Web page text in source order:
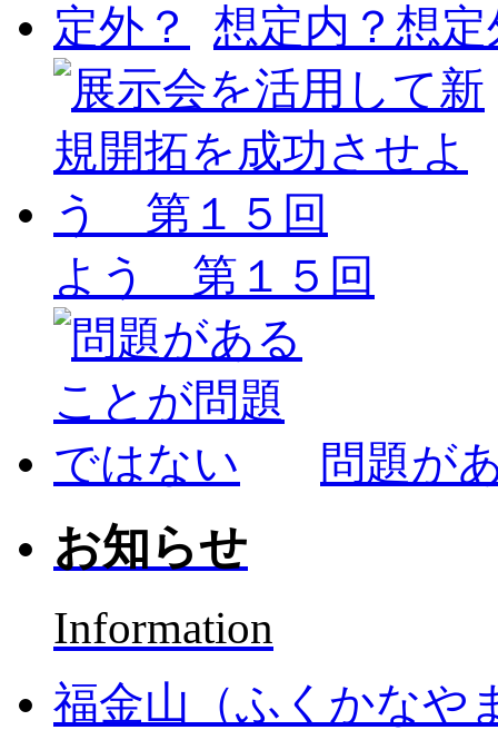
想定内？想
よう 第１５回
問題が
お知らせ
Information
福金山（ふくかなや